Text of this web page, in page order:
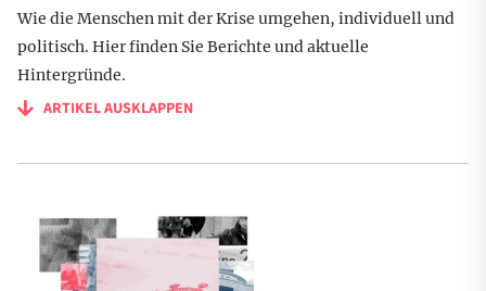
Wie die Menschen mit der Krise umgehen, individuell und
politisch. Hier finden Sie Berichte und aktuelle
Hintergründe.
ARTIKEL AUSKLAPPEN